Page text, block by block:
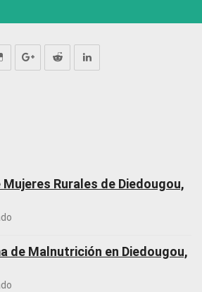
Rurales de Diedougou,
de Malnutrición en Diedougou,